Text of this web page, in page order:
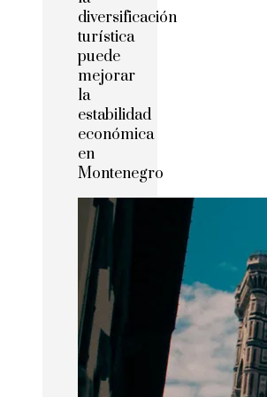
diversificación
turística
puede
mejorar
la
estabilidad
económica
en
Montenegro